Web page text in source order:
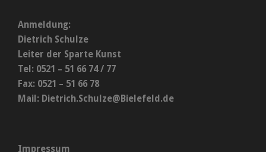
Anmeldung:
Dietrich Schulze
Leiter der Sparte Kunst
Tel: 0521 – 51 66 74 / 77
Fax: 0521 – 51 66 78
Mail: Dietrich.Schulze@Bielefeld.de
Impressum